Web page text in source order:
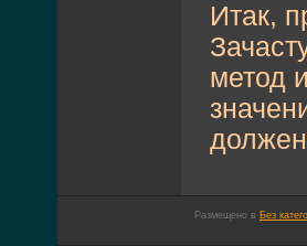
Итак,
метод
Размещено в Без